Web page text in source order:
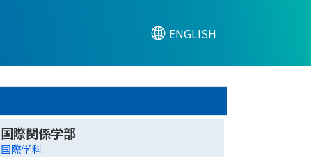
ENGLISH
国際関係学部
国際学科